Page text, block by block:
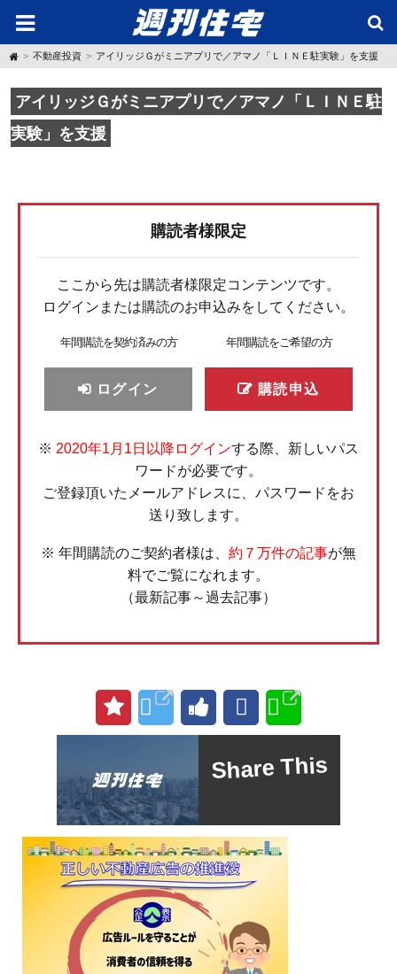
H
o
e
不動産投資 アイリッジＧがミニアプリで／アマノ「ＬＩＮＥ駐実験」を支援
アイリッジＧがミニアプリで／アマノ「ＬＩＮＥ駐
実験」を支援
購読者様限定
ここから先は購読者様限定コンテンツです。
ログインまたは購読のお申込みをしてください。
年間購読を契約済みの方
ログイン
年間購読をご希望の方
購読申込
※ 2020年1月1日以降ログインする際、新しいパス
ワードが必要です。
ご登録頂いたメールアドレスに、パスワードをお
送り致します。
※ 年間購読のご契約者様は、 約７万件の記事が無
料でご覧になれます。
（最新記事～過去記事）
Share This